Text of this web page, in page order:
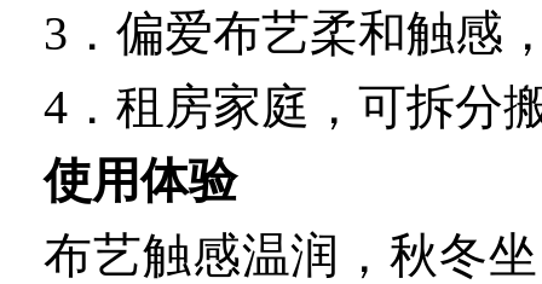
3．偏爱布艺柔和触感
4．租房家庭，可拆分
使用体验
布艺触感温润，秋冬